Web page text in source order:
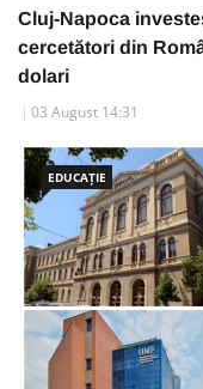
Cluj-Napoca
cercetători din
dolari
03 August 14:31
EDUCAȚIE